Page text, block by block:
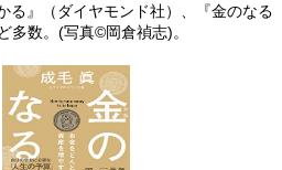
る』（ダイヤモンド社）、『金のなる
数。(写真©岡倉禎志)。